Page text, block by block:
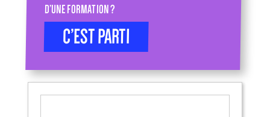
D’UNE FORMATION ?
C’EST PARTI